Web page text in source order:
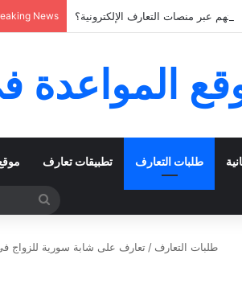
News عبر منصات التعارف الإلكترونية؟
المواعدة
تطبيقات تعارف طلبات التعارف
طلبات التعارف / تعارف على شابة سورية للزواج في